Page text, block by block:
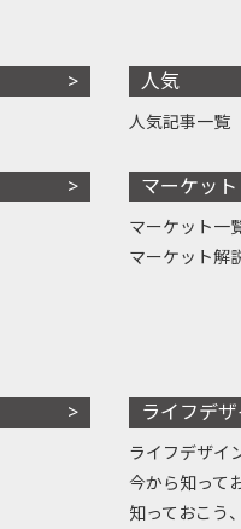
人気
人気記事一覧
マーケット
マーケット一
マーケット解
ライフデ
ライフデザイ
今から知って
知っておこう